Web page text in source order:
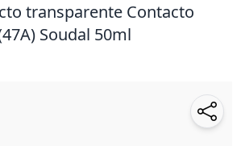
transparente Contacto
Soudal 50ml